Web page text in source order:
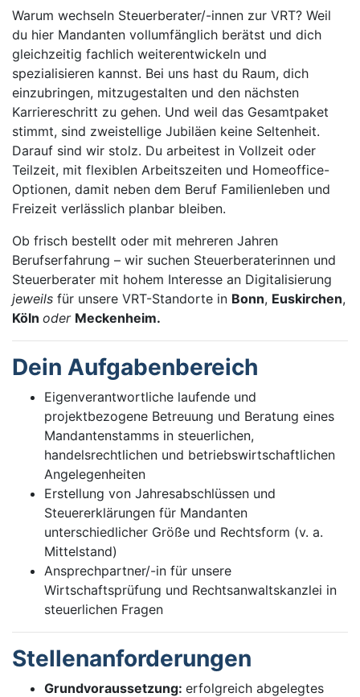
Warum wechseln Steuerberater/-innen zur VRT? Weil
du hier Mandanten vollumfänglich berätst und dich
gleichzeitig fachlich weiterentwickeln und
spezialisieren kannst. Bei uns hast du Raum, dich
einzubringen, mitzugestalten und den nächsten
Karriereschritt zu gehen. Und weil das Gesamtpaket
stimmt, sind zweistellige Jubiläen keine Seltenheit.
Darauf sind wir stolz. Du arbeitest in Vollzeit oder
Teilzeit, mit flexiblen Arbeitszeiten und Homeoffice-
Optionen, damit neben dem Beruf Familienleben und
Freizeit verlässlich planbar bleiben.
Ob frisch bestellt oder mit mehreren Jahren
Berufserfahrung – wir suchen Steuerberaterinnen und
Steuerberater mit hohem Interesse an Digitalisierung
jeweils für unsere VRT-Standorte in Bonn, Euskirchen,
Köln oder Meckenheim.
Dein Aufgabenbereich
Eigenverantwortliche laufende und
projektbezogene Betreuung und Beratung eines
Mandantenstamms in steuerlichen,
handelsrechtlichen und betriebswirtschaftlichen
Angelegenheiten
Erstellung von Jahresabschlüssen und
Steuererklärungen für Mandanten
unterschiedlicher Größe und Rechtsform (v. a.
Mittelstand)
Ansprechpartner/-in für unsere
Wirtschaftsprüfung und Rechtsanwaltskanzlei in
steuerlichen Fragen
Stellenanforderungen
Grundvoraussetzung: erfolgreich abgelegtes